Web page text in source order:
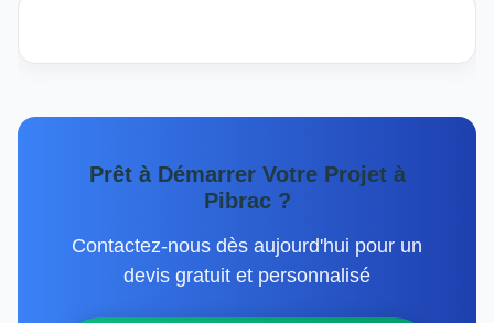
Prêt à Démarrer Votre Projet à
Pibrac ?
Contactez-nous dès aujourd'hui pour un
devis gratuit et personnalisé